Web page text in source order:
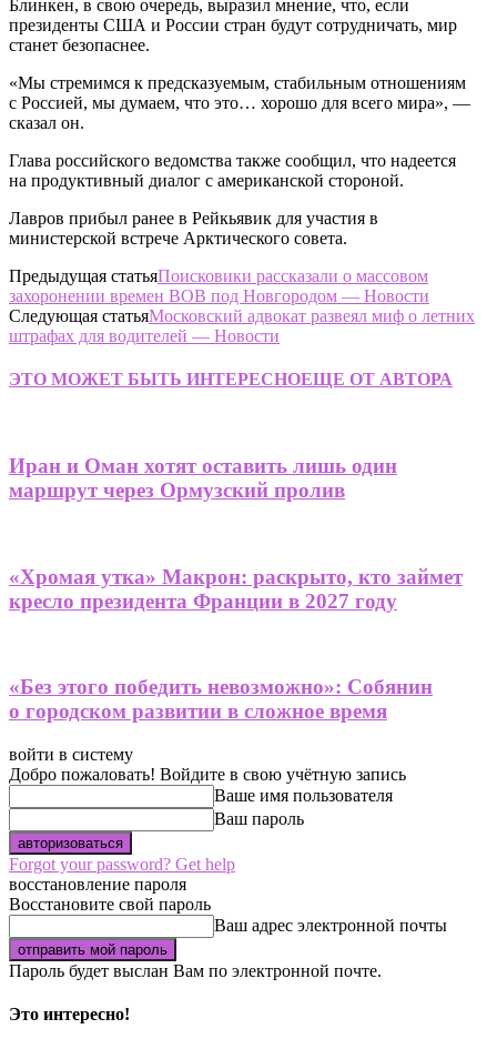
Блинкен, в свою очередь, выразил мнение, что, если
президенты США и России стран будут сотрудничать, мир
станет безопаснее.
«Мы стремимся к предсказуемым, стабильным отношениям
с Россией, мы думаем, что это… хорошо для всего мира», —
сказал он.
Глава российского ведомства также сообщил, что надеется
на продуктивный диалог с американской стороной.
Лавров прибыл ранее в Рейкьявик для участия в
министерской встрече Арктического совета.
Предыдущая статьяПоисковики рассказали о массовом
захоронении времен ВОВ под Новгородом — Новости
Следующая статьяМосковский адвокат развеял миф о летних
штрафах для водителей — Новости
ЭТО МОЖЕТ БЫТЬ ИНТЕРЕСНОЕЩЕ ОТ АВТОРА
Иран и Оман хотят оставить лишь один
маршрут через Ормузский пролив
«Хромая утка» Макрон: раскрыто, кто займет
кресло президента Франции в 2027 году
«Без этого победить невозможно»: Собянин
о городском развитии в сложное время
войти в систему
Добро пожаловать! Войдите в свою учётную запись
Ваше имя пользователя
Ваш пароль
Forgot your password? Get help
восстановление пароля
Восстановите свой пароль
Ваш адрес электронной почты
Пароль будет выслан Вам по электронной почте.
Это интересно!